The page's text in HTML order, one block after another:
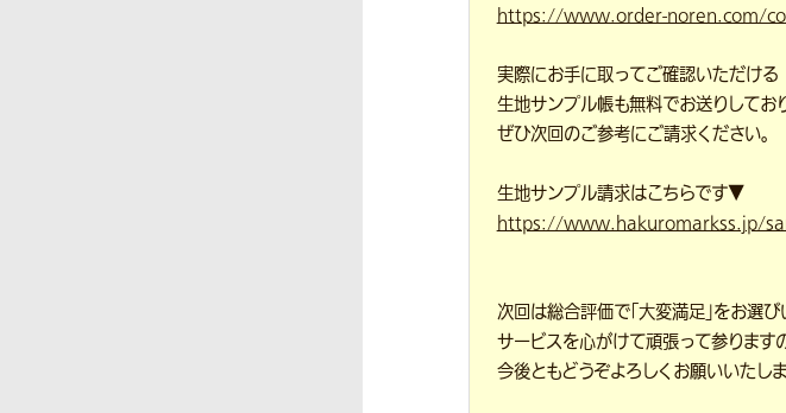
https://www.order-noren.com/
実際にお手に取ってご確認いただける
生地サンプル帳も無料でお送りしてお
ぜひ次回のご参考にご請求ください。
生地サンプル請求はこちらです▼
https://www.hakuromarkss.jp/
次回は総合評価で「大変満足」をお選
サービスを心がけて頑張って参ります
今後ともどうぞよろしくお願いいたしま